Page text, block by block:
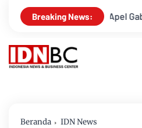
Breaking News:
Apel Gabungan
Beranda IDN News